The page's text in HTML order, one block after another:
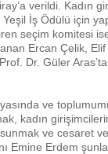
verildi. Kadın
Yeşil İş Ödülü için
seçim komitesi
Ercan Çelik,
Dr. Güler
ve
kadın
ve cesaret
Emine Erdem
Çevreci
yer